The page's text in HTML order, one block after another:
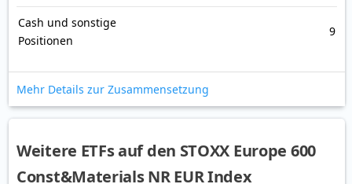
Cash und sonstige
Positionen
9
Mehr Details zur Zusammensetzung
Weitere ETFs auf den STOXX Europe 600
Const&Materials NR EUR Index